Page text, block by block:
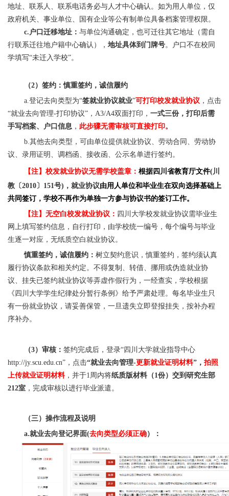
地址、联系人、联系电话务必与人才中心确认。如为用人单位，仅
政府机关、事业单位、国有企业等公有制单位具备档案管理权限。
c.户口迁移地址： 与单位沟通确定，也可迁往其它地址（需自
行联系迁往地户籍中心确认）， 地址具体到门牌号。户口不在校同
学填写“未迁入学校”。
（2）签约：慎重签约，诚信履约
a.登记去向类型为“签就业协议就业”可打印校发就业协议 ，点击
“就业去向管理-打印协议”， A3/A4双面打印， 一式三份，打印后需
手写档案、户口信息 ， 此步骤无需审核可直接打印。
b.其他去向类型，可由单位提供就业协议、劳动合同、劳动协
议、录用证明、调档函、接收函、公示名单进行签约。
【注】校发就业协议无需学校盖章： 根据四川省教育厅文件(川
教〔2010〕151号)，就业协议由用人单位和毕业生在双向选择基础上
共同签订，学校不再作为单独一方参与协议书的签订工作。
【注】无空白校发就业协议： 四川大学校发就业协议需毕业生
网上填写签约信息，自行打印，由学校统一编号，每个编号与毕业
生逐一对应，无纸质空白就业协议。
慎重签约，诚信履约： 树立契约意识，慎重签约，签约须认真
履行协议条款和相关约定。不得复制、转借、挪用或伪造就业协
议、挂失已签约就业协议等弄虚作假行为，一经查实，学校根据
《四川大学学生纪律处分暂行条例》给予严肃处理。每名毕业生只
有一份就业协议，请妥善保管，一旦遗失立即登报挂失，按补办程
序补办。
（3）审核： 签约完成后，登录“四川大学就业指导中心
http://jy.scu.edu.cn”，点击“就业去向管理-更新就业证明材料”， 拍照
上传就业证明材料，并于1周内将纸质版材料（1份）交到研究生部
212室 ，完成审核以进行毕业派遣。
（三）操作流程及说明
a.就业去向登记界面(去向类型必须正确）：